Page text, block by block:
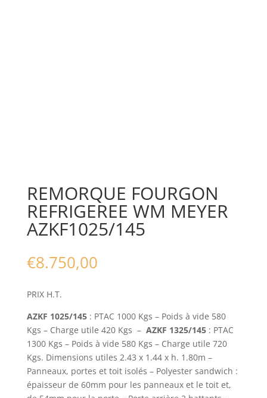
REMORQUE FOURGON
REFRIGEREE WM MEYER
AZKF1025/145
€8.750,00
PRIX H.T.
AZKF 1025/145: PTAC 1000 Kgs – Poids à vide 580
Kgs – Charge utile 420 Kgs – AZKF 1325/145: PTAC
1300 Kgs – Poids à vide 580 Kgs – Charge utile 720
Kgs. Dimensions utiles 2.43 x 1.44 x h. 1.80m –
Panneaux, portes et toit isolés – Polyester sandwich :
épaisseur de 60mm pour les panneaux et le toit et,